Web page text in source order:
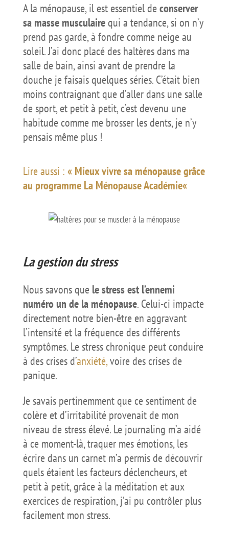
A la ménopause, il est essentiel de conserver
sa masse musculairequi a tendance, si on n’y
prend pas garde, à fondre comme neige au
soleil. J’ai donc placé des haltères dans ma
salle de bain, ainsi avant de prendre la
douche je faisais quelques séries. C’était bien
moins contraignant que d’aller dans une salle
de sport, et petit à petit, c’est devenu une
habitude comme me brosser les dents, je n’y
pensais même plus !
Lire aussi : « Mieux vivre sa ménopause grâce
au programme La Ménopause Académie«
La gestion du stress
Nous savons que le stress est l’ennemi
numéro un de la ménopause. Celui-ci impacte
directement notre bien-être en aggravant
l’intensité et la fréquence des différents
symptômes. Le stress chronique peut conduire
à des crises d’anxiété,voire des crises de
panique.
Je savais pertinemment que ce sentiment de
colère et d’irritabilité provenait de mon
niveau de stress élevé. Le journaling m’a aidé
à ce moment-là, traquer mes émotions, les
écrire dans un carnet m’a permis de découvrir
quels étaient les facteurs déclencheurs, et
petit à petit, grâce à la méditation et aux
exercices de respiration, j’ai pu contrôler plus
facilement mon stress.